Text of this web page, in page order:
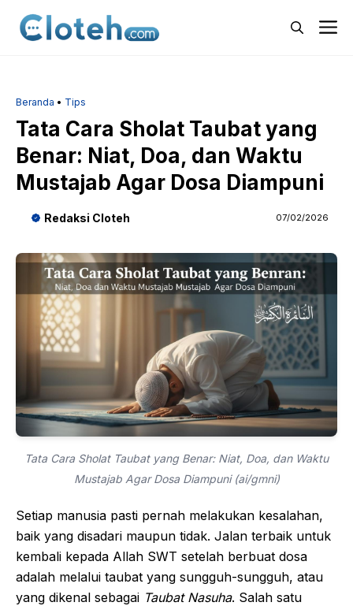
Beranda • Tips
Tata Cara Sholat Taubat yang
Benar: Niat, Doa, dan Waktu
Mustajab Agar Dosa Diampuni
Redaksi Cloteh 07/02/2026
Tata Cara Sholat Taubat yang Benar: Niat, Doa, dan Waktu
Mustajab Agar Dosa Diampuni (ai/gmni)
Setiap manusia pasti pernah melakukan kesalahan,
baik yang disadari maupun tidak. Jalan terbaik untuk
kembali kepada Allah SWT setelah berbuat dosa
adalah melalui taubat yang sungguh-sungguh, atau
yang dikenal sebagai Taubat Nasuha. Salah satu